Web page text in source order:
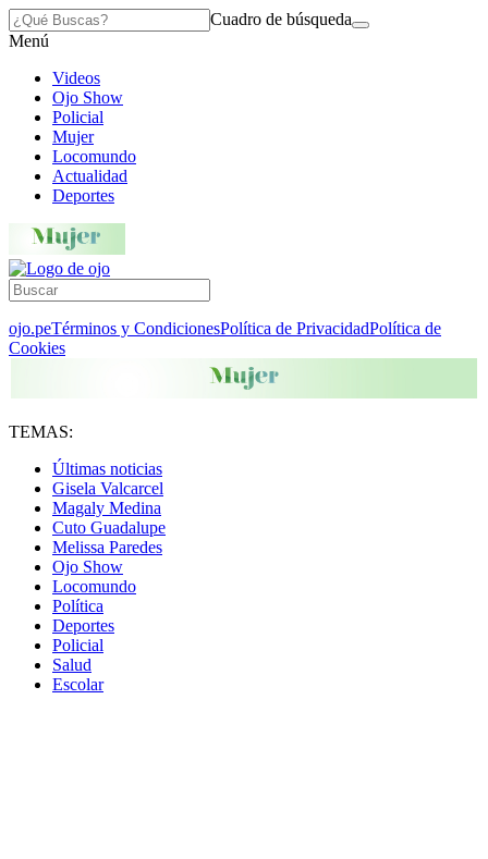
Cuadro de búsqueda
Menú
Videos
Ojo Show
Policial
Mujer
Locomundo
Actualidad
Deportes
ojo.peTérminos y CondicionesPolítica de PrivacidadPolítica de
Cookies
TEMAS:
Últimas noticias
Gisela Valcarcel
Magaly Medina
Cuto Guadalupe
Melissa Paredes
Ojo Show
Locomundo
Política
Deportes
Policial
Salud
Escolar